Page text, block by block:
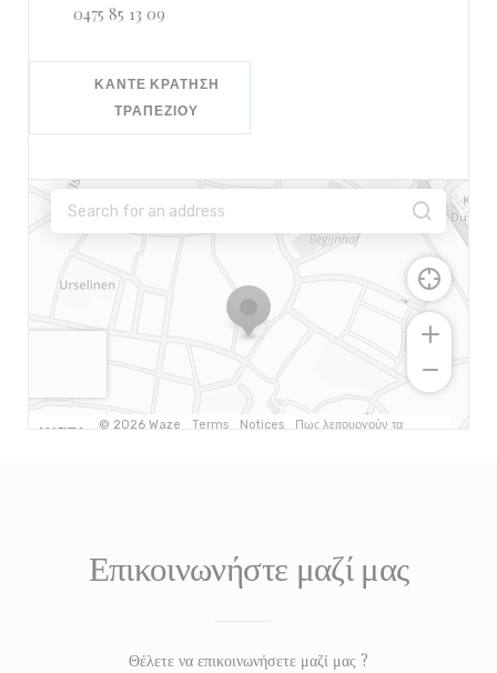
0475 85 13 09
ΚΆΝΤΕ ΚΡΆΤΗΣΗ
ΤΡΑΠΕΖΙΟΎ
Επικοινωνήστε μαζί μας
Θέλετε να επικοινωνήσετε μαζί μας ?